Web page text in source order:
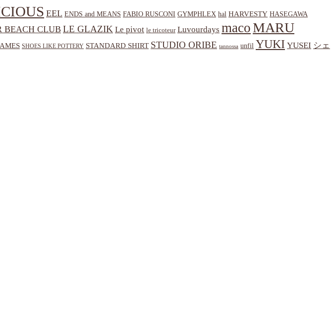
EEL ENDS and MEANS FABIO RUSCONI GYMPHLEX hal HARVESTY HASEGAWA
BEACH CLUB LE GLAZIK Le pivot le tricoteur Luvourdays macoMARU
SHOES LIKE POTTERY STANDARD SHIRT STUDIO ORIBE tannossa unfil YUKI YUSEI シェ